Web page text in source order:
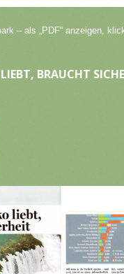
– als „PDF“ anzeigen,
BRAUCHT